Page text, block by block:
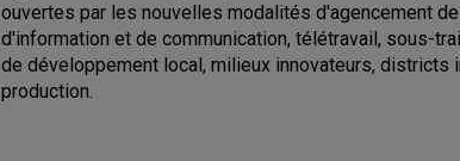
ouvertes par les nouvelles modalités d'agencement
d'information et de communication, télétravail, sous-
de développement local, milieux innovateurs,
production.